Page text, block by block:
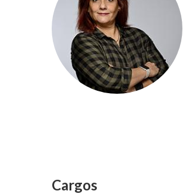
Cargos